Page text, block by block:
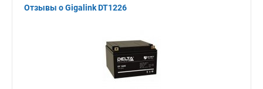
Отзывы о Gigalink DT1226